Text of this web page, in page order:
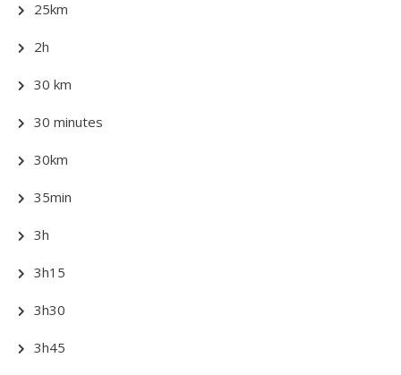
25km
2h
30 km
30 minutes
30km
35min
3h
3h15
3h30
3h45